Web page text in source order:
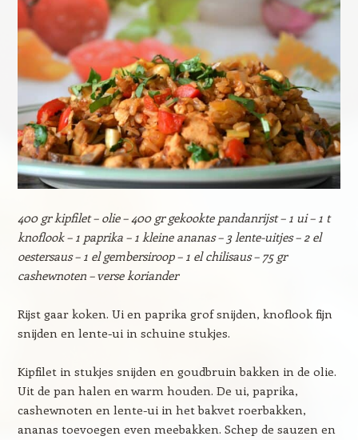
400 gr kipfilet – olie – 400 gr gekookte pandanrijst – 1 ui – 1 t
knoflook – 1 paprika – 1 kleine ananas – 3 lente-uitjes – 2 el
oestersaus – 1 el gembersiroop – 1 el chilisaus – 75 gr
cashewnoten – verse koriander
Rijst gaar koken. Ui en paprika grof snijden, knoflook fijn
snijden en lente-ui in schuine stukjes.
Kipfilet in stukjes snijden en goudbruin bakken in de olie.
Uit de pan halen en warm houden. De ui, paprika,
cashewnoten en lente-ui in het bakvet roerbakken,
ananas toevoegen even meebakken. Schep de sauzen en